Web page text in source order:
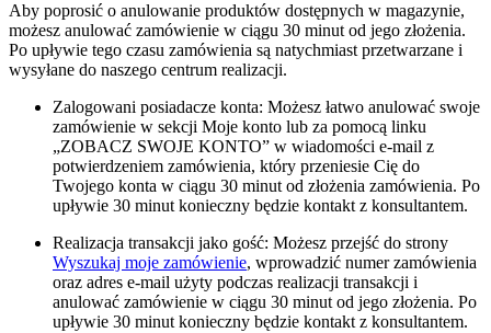
Aby poprosić o anulowanie produktów dostępnych w magazynie,
możesz anulować zamówienie w ciągu 30 minut od jego złożenia.
Po upływie tego czasu zamówienia są natychmiast przetwarzane i
wysyłane do naszego centrum realizacji.
Zalogowani posiadacze konta: Możesz łatwo anulować swoje
zamówienie w sekcji Moje konto lub za pomocą linku
„ZOBACZ SWOJE KONTO” w wiadomości e-mail z
potwierdzeniem zamówienia, który przeniesie Cię do
Twojego konta w ciągu 30 minut od złożenia zamówienia. Po
upływie 30 minut konieczny będzie kontakt z konsultantem.
Realizacja transakcji jako gość: Możesz przejść do strony
Wyszukaj moje zamówienie, wprowadzić numer zamówienia
oraz adres e-mail użyty podczas realizacji transakcji i
anulować zamówienie w ciągu 30 minut od jego złożenia. Po
upływie 30 minut konieczny będzie kontakt z konsultantem.